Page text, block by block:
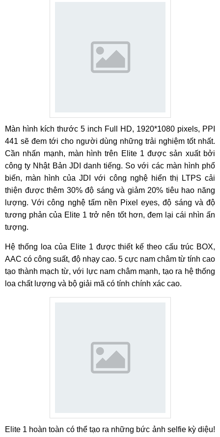
Màn hình kích thước 5 inch Full HD, 1920*1080 pixels, PPI
441 sẽ đem tới cho người dùng những trải nghiệm tốt nhất.
Cần nhấn mạnh, màn hình trên Elite 1 được sản xuất bởi
công ty Nhật Bản JDI danh tiếng. So với các màn hình phổ
biến, màn hình của JDI với công nghệ hiển thị LTPS cải
thiện được thêm 30% độ sáng và giảm 20% tiêu hao năng
lượng. Với công nghệ tấm nền Pixel eyes, độ sáng và độ
tương phản của Elite 1 trở nên tốt hơn, đem lại cái nhìn ấn
tượng.
Hệ thống loa của Elite 1 được thiết kế theo cấu trúc BOX,
AAC có công suất, độ nhạy cao. 5 cực nam châm từ tính cao
tạo thành mạch từ, với lực nam châm mạnh, tạo ra hệ thống
loa chất lượng và bộ giải mã có tính chính xác cao.
Elite 1 hoàn toàn có thể tạo ra những bức ảnh selfie kỳ diệu!